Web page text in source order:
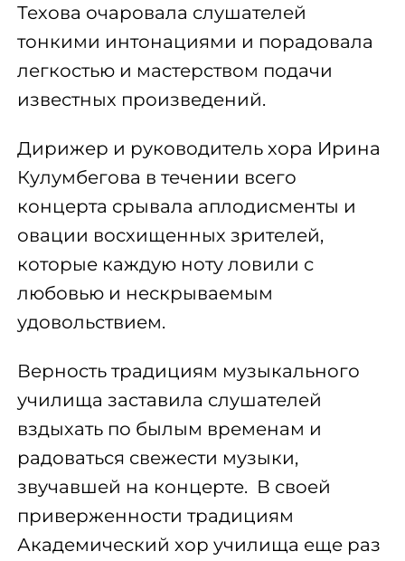
Техова очаровала слушателей
тонкими интонациями и порадовала
легкостью и мастерством подачи
известных произведений.
Дирижер и руководитель хора Ирина
Кулумбегова в течении всего
концерта срывала аплодисменты и
овации восхищенных зрителей,
которые каждую ноту ловили с
любовью и нескрываемым
удовольствием.
Верность традициям музыкального
училища заставила слушателей
вздыхать по былым временам и
радоваться свежести музыки,
звучавшей на концерте. В своей
приверженности традициям
Академический хор училища еще раз